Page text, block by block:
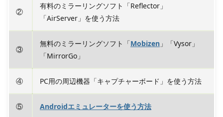
②
有料のミラーリングソフト「Reflector」
「AirServer」を使う方法
③
無料のミラーリングソフト「Mobizen 」「Vysor」
「MirrorGo」
④ PC用の周辺機器「キャプチャーボード」を使う方法
⑤ Androidエミュレーターを使う方法